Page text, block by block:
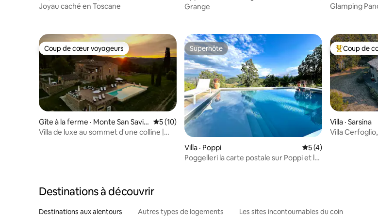
Joyau caché en Toscane
Grange
Glamping
Coup de cœur voyageurs
Coup de cœur voyageurs
Gîte à la ferme · Monte San Savin
o
Note moyenne de 5 sur 5, 10 commentaires
5 (10)
Villa de luxe au sommet d'une colline |
Superhôte
Superhôte
Villa · Poppi Note moyenne de 5
5 (4)
Poggelleri la carte postale sur Poppi et les
Coup de
Coup de
Villa · Sarsina
Villa
Destinations à découvrir
Destinations aux alentours Autres types de logements Les sites incontournables du coin